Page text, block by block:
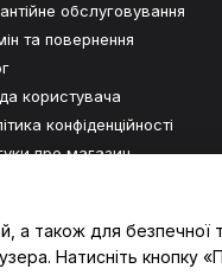
обслуговування
та повернення
користувача
конфіденційності
про магазин
а також для безпечної
Натисніть кнопку